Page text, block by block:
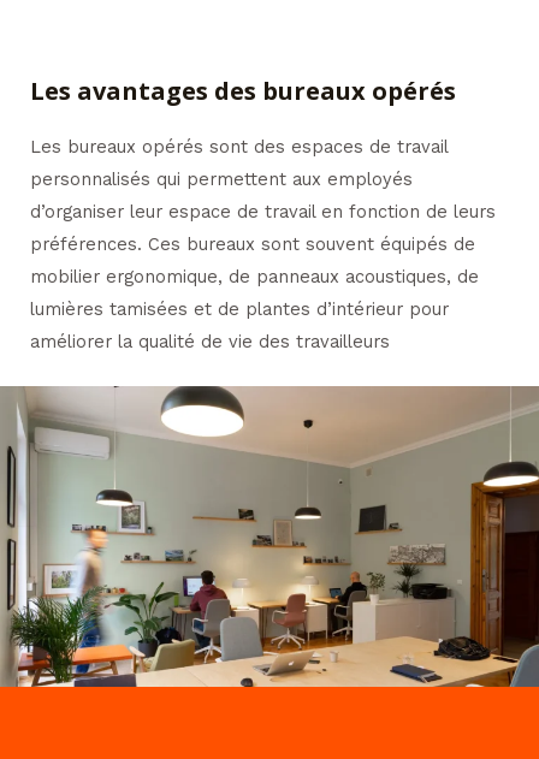
Les avantages des bureaux opérés
Les bureaux opérés sont des espaces de travail
personnalisés qui permettent aux employés
d’organiser leur espace de travail en fonction de leurs
préférences. Ces bureaux sont souvent équipés de
mobilier ergonomique, de panneaux acoustiques, de
lumières tamisées et de plantes d’intérieur pour
améliorer la qualité de vie des travailleurs